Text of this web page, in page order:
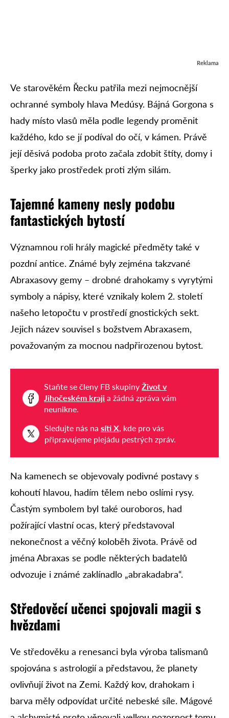
Reklama
Ve starověkém Řecku patřila mezi nejmocnější
ochranné symboly hlava Medúsy. Bájná Gorgona s
hady místo vlasů měla podle legendy proměnit
každého, kdo se jí podíval do očí, v kámen. Právě
její děsivá podoba proto začala zdobit štíty, domy i
šperky jako prostředek proti zlým silám.
Tajemné kameny nesly podobu
fantastických bytostí
Významnou roli hrály magické předměty také v
pozdní antice. Známé byly zejména takzvané
Abraxasovy gemy – drobné drahokamy s vyrytými
symboly a nápisy, které vznikaly kolem 2. století
našeho letopočtu v prostředí gnostických sekt.
Jejich název souvisel s božstvem Abraxasem,
považovaným za mocnou nadpřirozenou bytost.
Staňte se členy FB skupiny Život v
Jihočeském kraji a žádná zpráva vám
neunikne.
Sledujte nás na síti X, kde pro vás
připravujeme plejádu pestrých zpráv.
Na kamenech se objevovaly podivné postavy s
kohoutí hlavou, hadím tělem nebo oslími rysy.
Častým symbolem byl také ouroboros, had
požírající vlastní ocas, který představoval
nekonečnost a věčný koloběh života. Právě od
jména Abraxas se podle některých badatelů
odvozuje i známé zaklínadlo „abrakadabra“.
Středověcí učenci spojovali magii s
hvězdami
Ve středověku a renesanci byla výroba talismanů
spojována s astrologií a představou, že planety
ovlivňují život na Zemi. Každý kov, drahokam i
barva měly odpovídat určité nebeské síle. Mágové